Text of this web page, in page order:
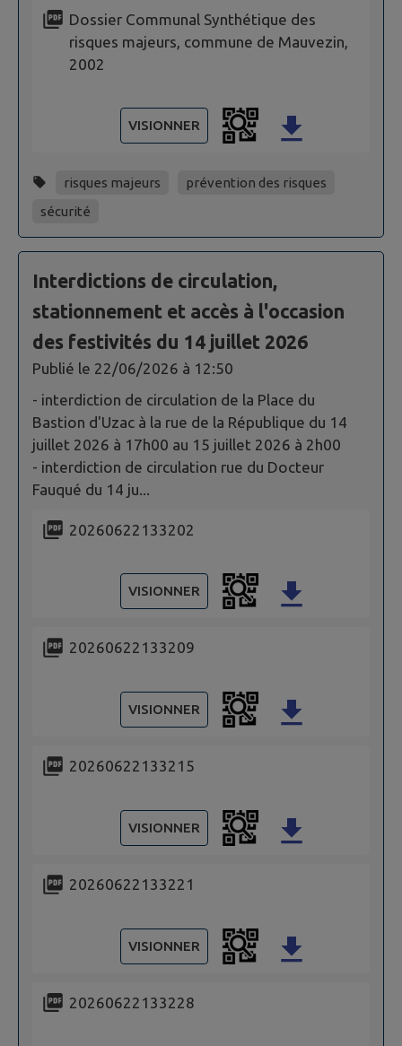
Dossier Communal Synthétique des
risques majeurs, commune de Mauvezin,
2002
VISIONNER
risques majeurs
prévention des risques
sécurité
Interdictions de circulation,
stationnement et accès à l'occasion
des festivités du 14 juillet 2026
Publié le 22/06/2026 à 12:50
- interdiction de circulation de la Place du
Bastion d'Uzac à la rue de la République du 14
juillet 2026 à 17h00 au 15 juillet 2026 à 2h00
- interdiction de circulation rue du Docteur
Fauqué du 14 ju...
20260622133202
VISIONNER
20260622133209
VISIONNER
20260622133215
VISIONNER
20260622133221
VISIONNER
20260622133228